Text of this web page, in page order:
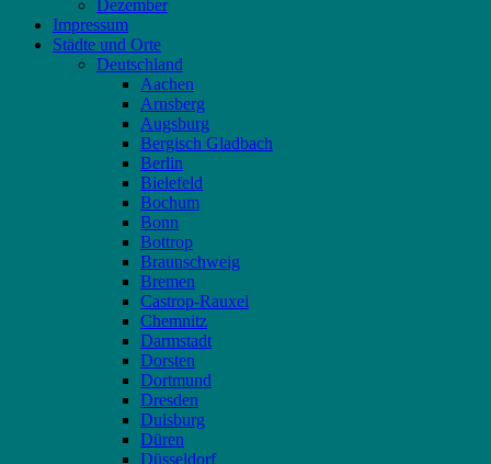
Dezember
Impressum
Städte und Orte
Deutschland
Aachen
Arnsberg
Augsburg
Bergisch Gladbach
Berlin
Bielefeld
Bochum
Bonn
Bottrop
Braunschweig
Bremen
Castrop-Rauxel
Chemnitz
Darmstadt
Dorsten
Dortmund
Dresden
Duisburg
Düren
Düsseldorf